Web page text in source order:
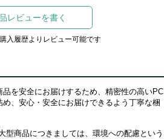
レビューを書く
入履歴よりレビュー可能です
を安全にお届けするため、精密性の高いPC
、安心・安全にお届けできるよう丁寧な梱
型商品につきましては、環境への配慮という